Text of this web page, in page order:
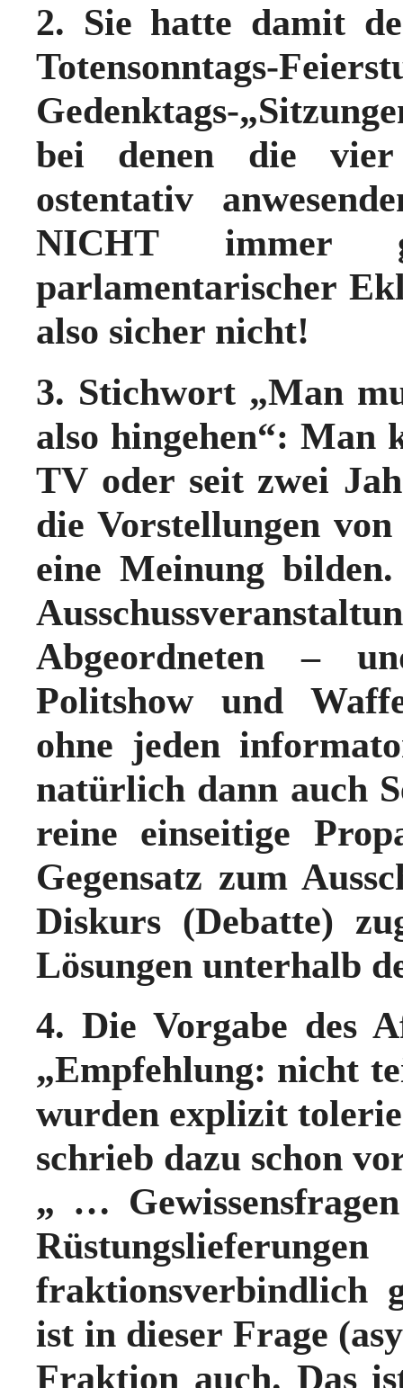
2. Sie hatte damit
Totensonntags-
Gedenktags-
bei denen die
ostentativ
NICHT immer
parlamentarischer
also sicher nicht!
3. Stichwort „Man
also hingehen“: Man
TV oder seit zwei
die Vorstellungen
eine Meinung
Abgeordneten –
Politshow und
ohne jeden
natürlich dann auch
reine einseitige
Gegensatz zum
Diskurs (Debatte)
Lösungen unterhalb
4. Die Vorgabe des
„Empfehlung: nicht
wurden explizit
schrieb dazu schon
„ …
fraktionsverbindlich
ist in dieser Frage
Fraktion auch. Das